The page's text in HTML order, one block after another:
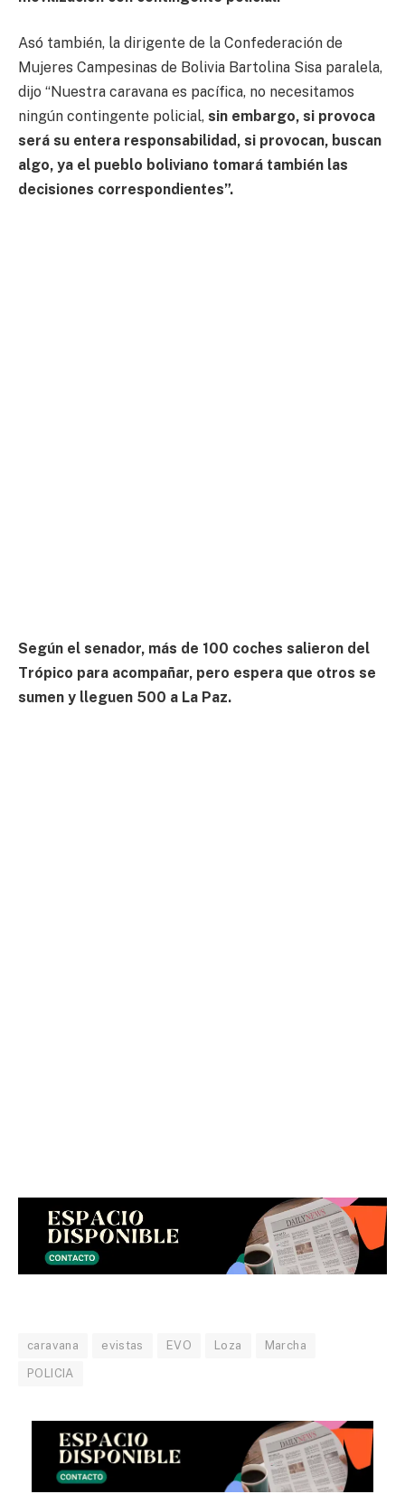
Asó también, la dirigente de la Confederación de
Mujeres Campesinas de Bolivia Bartolina Sisa paralela,
dijo “Nuestra caravana es pacífica, no necesitamos
ningún contingente policial, sin embargo, si provoca
será su entera responsabilidad, si provocan, buscan
algo, ya el pueblo boliviano tomará también las
decisiones correspondientes”.
Según el senador, más de 100 coches salieron del
Trópico para acompañar, pero espera que otros se
sumen y lleguen 500 a La Paz.
caravana evistas EVO Loza Marcha
POLICIA